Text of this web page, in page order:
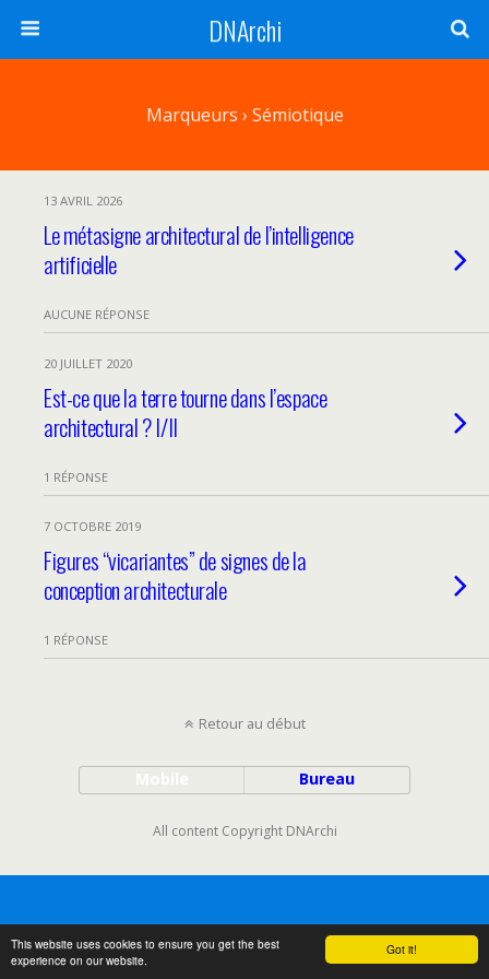
Got it!
This website uses cookies to ensure you get the best
experience on our website.
DNArchi
Marqueurs › Sémiotique
13 AVRIL 2026
Le métasigne architectural de l’intelligence
artificielle
AUCUNE RÉPONSE
20 JUILLET 2020
Est-ce que la terre tourne dans l’espace
architectural ? I/II
1 RÉPONSE
7 OCTOBRE 2019
Figures “vicariantes” de signes de la
conception architecturale
1 RÉPONSE
Retour au début
Bureau
All content Copyright DNArchi